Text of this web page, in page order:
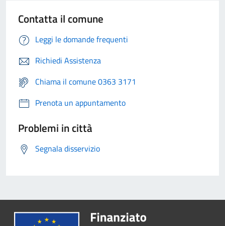
Contatta il comune
Leggi le domande frequenti
Richiedi Assistenza
Chiama il comune 0363 3171
Prenota un appuntamento
Problemi in città
Segnala disservizio